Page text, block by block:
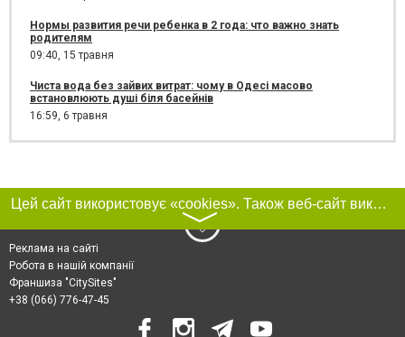
Нормы развития речи ребенка в 2 года: что важно знать
родителям
09:40, 15 травня
Чиста вода без зайвих витрат: чому в Одесі масово
встановлюють душі біля басейнів
16:59, 6 травня
Цей сайт використовує «cookies». Також веб-сайт використовує інтернет-сервіс для збору технічних даних стосовно відвідувачів з метою отримання маркетингової та статистичної інформації. Умови обробки даних відвідувачів сайту див.
〉
Реклама на сайті
Робота в нашій компанії
Франшиза "CitySites"
+38 (066) 776-47-45